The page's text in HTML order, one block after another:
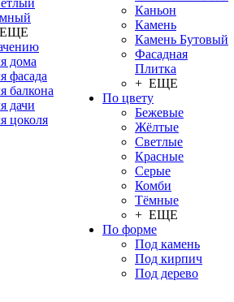
дома
фасада
балкона
дачи
цоколя
Каньон
Камень
Камень Бутовый
Фасадная
Плитка
+ ЕЩЕ
По цвету
Бежевые
Жёлтые
Светлые
Красные
Серые
Комби
Тёмные
+ ЕЩЕ
По форме
Под камень
Под кирпич
Под дерево